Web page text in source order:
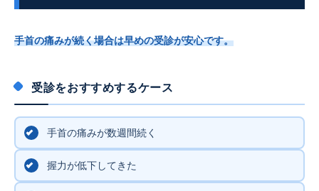
手首の痛みが続く場合は早めの受診が安心です。
受診をおすすめするケース
手首の痛みが数週間続く
握力が低下してきた